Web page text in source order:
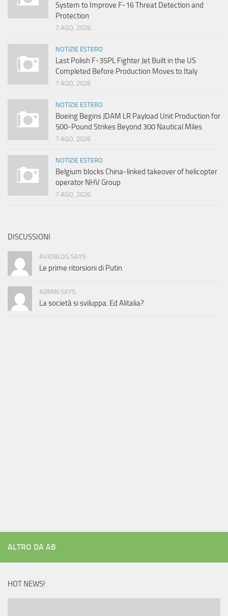
System to Improve F-16 Threat Detection and
Protection
7 AGO, 2026
NOTIZIE ESTERO
Last Polish F-35PL Fighter Jet Built in the US
Completed Before Production Moves to Italy
7 AGO, 2026
NOTIZIE ESTERO
Boeing Begins JDAM LR Payload Unit Production for
500-Pound Strikes Beyond 300 Nautical Miles
7 AGO, 2026
NOTIZIE ESTERO
Belgium blocks China-linked takeover of helicopter
operator NHV Group
7 AGO, 2026
DISCUSSIONI
AVIOBLOG SAYS:
Le prime ritorsioni di Putin
ADMIN SAYS:
La società si sviluppa. Ed Alitalia?
ALTRO DA AB
HOT NEWS!